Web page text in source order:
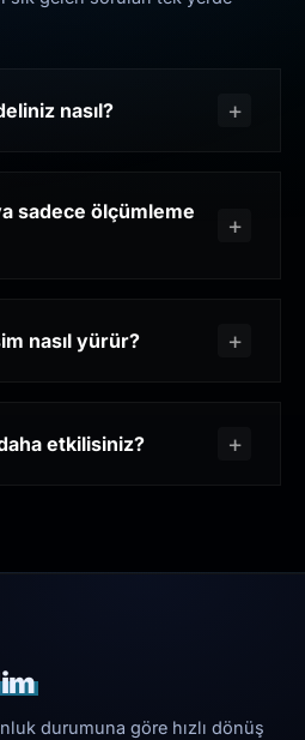
nasıl?
sadece ölçümleme
nasıl yürür?
etkilisiniz?
durumuna göre hızlı dönüş